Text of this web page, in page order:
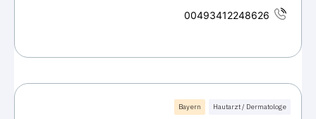
00493412248626
Hautarzt / Dermatologe
Bayern